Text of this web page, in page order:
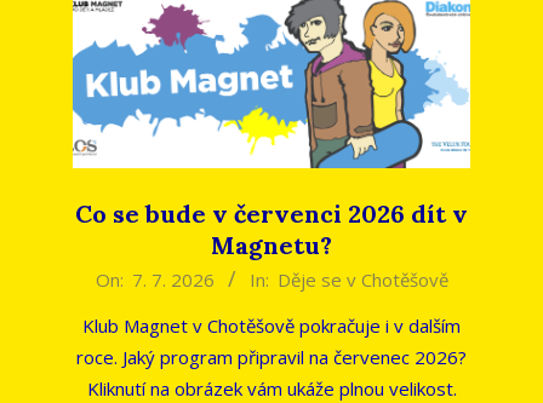
Co se bude v červenci 2026 dít v
Magnetu?
2026-
07
On: 7. 7. 2026 In: Děje se v Chotěšově
Klub Magnet v Chotěšově pokračuje i v dalším
roce. Jaký program připravil na červenec 2026?
Kliknutí na obrázek vám ukáže plnou velikost.